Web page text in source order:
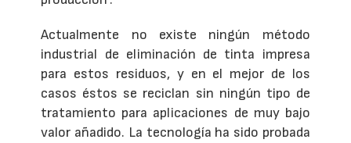
Actualmente no existe ningún método
industrial de eliminación de tinta impresa
para estos residuos, y en el mejor de los
casos éstos se reciclan sin ningún tipo de
tratamiento para aplicaciones de muy bajo
valor añadido. La tecnología ha sido probada